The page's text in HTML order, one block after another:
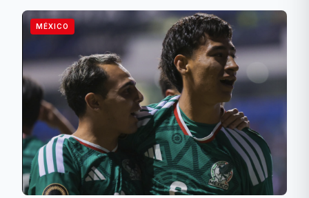
MÉXICO